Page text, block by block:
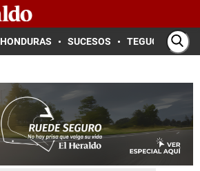
HONDURAS SUCESOS TEGUCIGALPA